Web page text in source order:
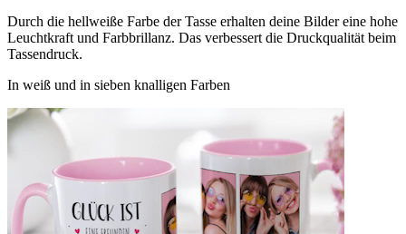
Durch die hellweiße Farbe der Tasse erhalten deine Bilder eine hohe
Leuchtkraft und Farbbrillanz. Das verbessert die Druckqualität beim
Tassendruck.
In weiß und in sieben knalligen Farben